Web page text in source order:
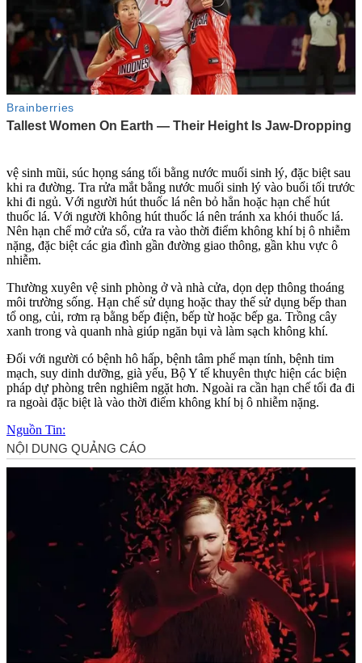
vệ sinh mũi, súc họng sáng tối bằng nước muối sin‌ּh l‌ּý, đặc biệt sau
khi ra đường. Tra rửa mắt bằng nước muối sin‌ּh l‌ּý vào buổi tối trước
khi đi ngủ. Với người hút thu‌ốc l‌á nên bỏ hẳn hoặc hạn chế hút
thu‌ốc l‌á. Với người không hút thu‌ốc l‌á nên tránh xa khói thu‌ốc l‌á.
Nên hạn chế mở cửa sổ, cửa ra vào thời điểm không khí bị ô nhiễm
nặng, đặc biệt các gia đình gần đường giao thông, gần khu vực ô
nhiễm.
Thường xuyên vệ sinh phòng ở và nhà cửa, dọn dẹp thông thoáng
môi trường sống. Hạn chế sử dụng hoặc thay thế sử dụng bếp than
tổ ong, củi, rơm rạ bằng bếp điện, bếp từ hoặc bếp ga. Trồng cây
xanh trong và quanh nhà giúp ngăn bụi và làm sạch không khí.
Đối với người có bệnh hô hấp, bệnh tâm phế mạn tính, bệnh tim
mạch, suy dinh dưỡng, già yếu, Bộ Y tế khuyên thực hiện các biện
pháp dự phòng trên nghiêm ngặt hơn. Ngoài ra cần hạn chế tối đa đi
ra ngoài đặc biệt là vào thời điểm không khí bị ô nhiễm nặng.
Nguồn Tin: